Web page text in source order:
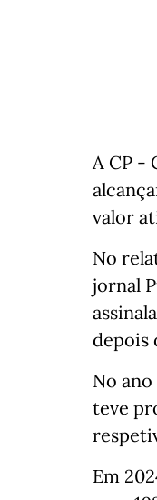
A CP -
valor
No
jornal
depois
No
teve
Em